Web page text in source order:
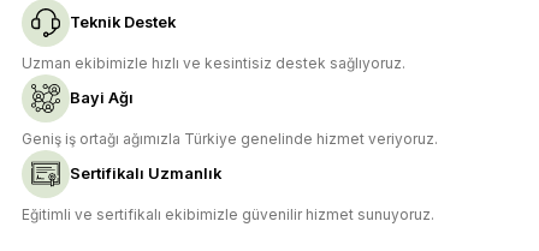
Teknik Destek
Uzman ekibimizle hızlı ve kesintisiz destek sağlıyoruz.
Bayi Ağı
Geniş iş ortağı ağımızla Türkiye genelinde hizmet veriyoruz.
Sertifikalı Uzmanlık
Eğitimli ve sertifikalı ekibimizle güvenilir hizmet sunuyoruz.